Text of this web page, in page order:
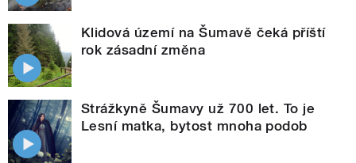
Klidová území na Šumavě čeká příští
rok zásadní změna
Strážkyně Šumavy už 700 let. To je
Lesní matka, bytost mnoha podob